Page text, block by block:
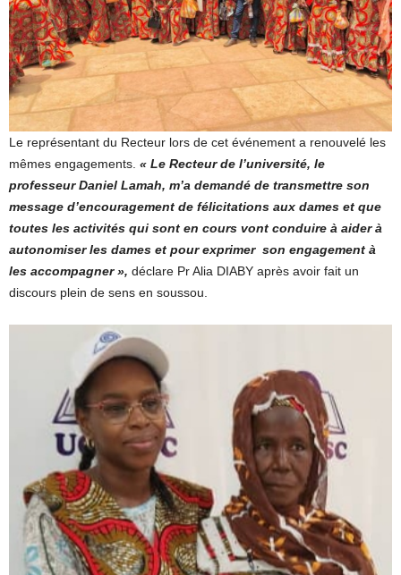
Le représentant du Recteur lors de cet événement a renouvelé les
mêmes engagements. « Le Recteur de l’université, le
professeur Daniel Lamah, m’a demandé de transmettre son
message d’encouragement de félicitations aux dames et que
toutes les activités qui sont en cours vont conduire à aider à
autonomiser les dames et pour exprimer son engagement à
les accompagner », déclare Pr Alia DIABY après avoir fait un
discours plein de sens en soussou.